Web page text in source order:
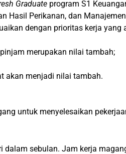
Graduate program S1
Hasil Perikanan, dan
dengan prioritas kerja
merupakan nilai tambah;
akan menjadi nilai tambah.
untuk menyelesaikan
sebulan. Jam kerja